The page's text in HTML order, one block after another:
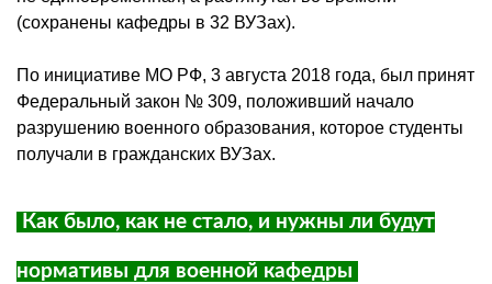
(сохранены кафедры в 32 ВУЗах).
По инициативе МО РФ, 3 августа 2018 года, был принят
Федеральный закон № 309, положивший начало
разрушению военного образования, которое студенты
получали в гражданских ВУЗах.
Как было, как не стало, и нужны ли будут
нормативы для военной кафедры